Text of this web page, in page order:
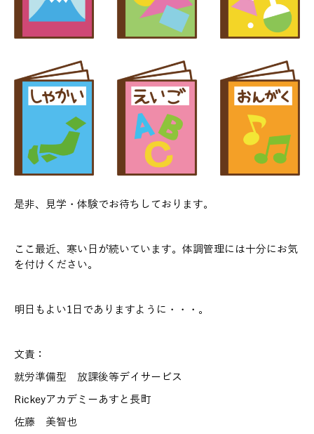
是非、見学・体験でお待ちしております。
ここ最近、寒い日が続いています。体調管理には十分にお気
を付けください。
明日もよい1日でありますように・・・。
文責：
就労準備型 放課後等デイサービス
Rickeyアカデミーあすと長町
佐藤 美智也